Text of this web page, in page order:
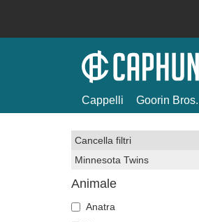
Cappelli Goorin Bros.
Cancella filtri
Minnesota Twins
Animale
Anatra